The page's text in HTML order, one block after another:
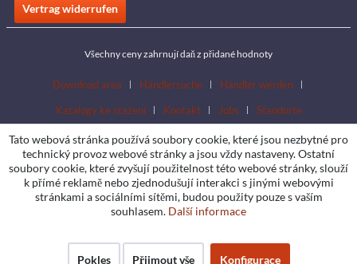
Vertrag widerrufen
Všechny ceny zahrnují daň z přidané hodnoty
Download area Händlersuche
Händler werden
Katalogy ke stažení
Kontakt Jobs Standorte
Tato webová stránka používá soubory cookie, které jsou nezbytné pro
technický provoz webové stránky a jsou vždy nastaveny. Ostatní
soubory cookie, které zvyšují použitelnost této webové stránky, slouží
k přímé reklamě nebo zjednodušují interakci s jinými webovými
stránkami a sociálními sítěmi, budou použity pouze s vaším
souhlasem. Další informace
Pokles Přijmout vše Konfigurace